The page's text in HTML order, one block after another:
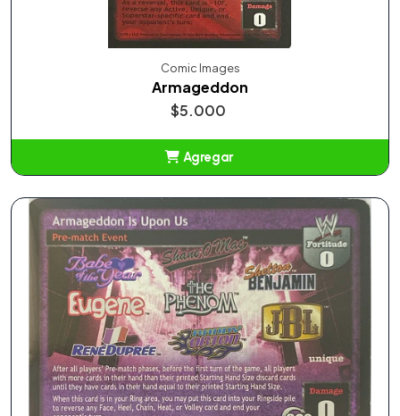
Comic Images
Armageddon
$5.000
Agregar